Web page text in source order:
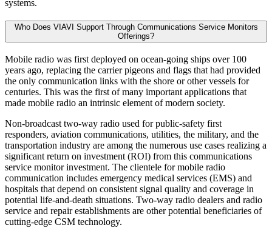
systems.
Who Does VIAVI Support Through Communications Service Monitors
Offerings?
Mobile radio was first deployed on ocean-going ships over 100
years ago, replacing the carrier pigeons and flags that had provided
the only communication links with the shore or other vessels for
centuries. This was the first of many important applications that
made mobile radio an intrinsic element of modern society.
Non-broadcast two-way radio used for public-safety first
responders, aviation communications, utilities, the military, and the
transportation industry are among the numerous use cases realizing a
significant return on investment (ROI) from this communications
service monitor investment. The clientele for mobile radio
communication includes emergency medical services (EMS) and
hospitals that depend on consistent signal quality and coverage in
potential life-and-death situations. Two-way radio dealers and radio
service and repair establishments are other potential beneficiaries of
cutting-edge CSM technology.